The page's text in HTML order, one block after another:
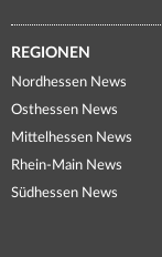
REGIONEN
Nordhessen News
Osthessen News
Mittelhessen News
Rhein-Main News
Südhessen News